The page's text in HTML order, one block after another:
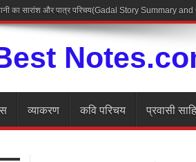
का सारांश और पात्र परिचय(Gadal Story Summary
व्याकरण कवि परिचय प्रवासी